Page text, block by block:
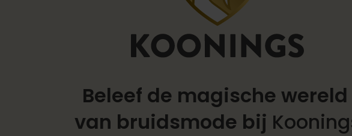
Beleef de magische wereld
van bruidsmode bij